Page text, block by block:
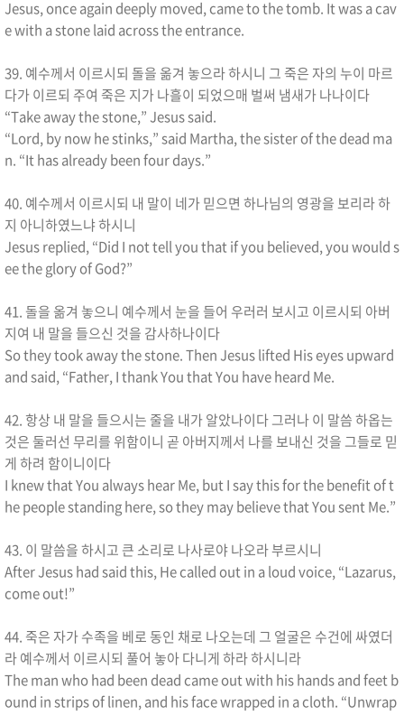
Jesus, once again deeply moved, came to the tomb. It was a cav
e with a stone laid across the entrance.
39. 예수께서 이르시되 돌을 옮겨 놓으라 하시니 그 죽은 자의 누이 마르
다가 이르되 주여 죽은 지가 나흘이 되었으매 벌써 냄새가 나나이다
“Take away the stone,” Jesus said.
“Lord, by now he stinks,” said Martha, the sister of the dead ma
n. “It has already been four days.”
40. 예수께서 이르시되 내 말이 네가 믿으면 하나님의 영광을 보리라 하
지 아니하였느냐 하시니
Jesus replied, “Did I not tell you that if you believed, you would s
ee the glory of God?”
41. 돌을 옮겨 놓으니 예수께서 눈을 들어 우러러 보시고 이르시되 아버
지여 내 말을 들으신 것을 감사하나이다
So they took away the stone. Then Jesus lifted His eyes upward
and said, “Father, I thank You that You have heard Me.
42. 항상 내 말을 들으시는 줄을 내가 알았나이다 그러나 이 말씀 하옵는
것은 둘러선 무리를 위함이니 곧 아버지께서 나를 보내신 것을 그들로 믿
게 하려 함이니이다
I knew that You always hear Me, but I say this for the benefit of t
he people standing here, so they may believe that You sent Me.”
43. 이 말씀을 하시고 큰 소리로 나사로야 나오라 부르시니
After Jesus had said this, He called out in a loud voice, “Lazarus,
come out!”
44. 죽은 자가 수족을 베로 동인 채로 나오는데 그 얼굴은 수건에 싸였더
라 예수께서 이르시되 풀어 놓아 다니게 하라 하시니라
The man who had been dead came out with his hands and feet b
ound in strips of linen, and his face wrapped in a cloth. “Unwrap